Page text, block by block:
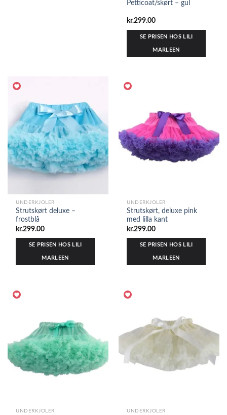
Petticoat/skørt – gul
kr.299.00
SE PRISEN HOS LILI
MARLEEN
UNDERKJOLER
Strutskørt deluxe –
frostblå
kr.299.00
SE PRISEN HOS LILI
MARLEEN
UNDERKJOLER
Strutskørt, deluxe pink
med lilla kant
kr.299.00
SE PRISEN HOS LILI
MARLEEN
UNDERKJOLER UNDERKJOLER